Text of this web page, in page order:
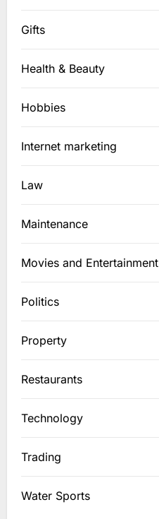
Gifts
Health & Beauty
Hobbies
Internet marketing
Law
Maintenance
Movies and Entertainment
Politics
Property
Restaurants
Technology
Trading
Water Sports